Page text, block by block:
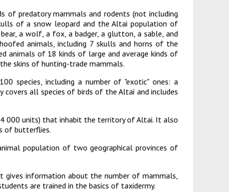
организация высшей школы
образования
государственных и муниципальных
несовершеннолетних
predatory mammals and rodents (not including
of a snow leopard and the Altai population of
a wolf, a fox, a badger, a glutton, a sable, and
animals, including 7 skulls and horns of the
animals of 18 kinds of large and average kinds of
skins of hunting-trade mammals.
species, including a number of "exotic" ones: a
all species of birds of the Altai and includes
000 units) that inhabit the territory of Altai. It also
of butterflies.
population of two geographical provinces of
gives information about the number of mammals,
are trained in the basics of taxidermy.